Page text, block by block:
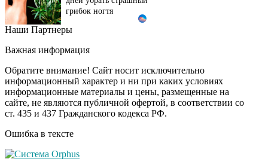
грибок ногтя
Этот танец невесты
Пересмотрела 10 раз
i
Ролик длится пару
секунд, но вы будете в
шоке от увиденного
Ролик из Омска: вы
Наши Партнеры
Важная информация
Обратите внимание! Сайт носит исключительно
информационный характер и ни при каких условиях
информационные материалы и цены, размещенные на
сайте, не являются публичной офертой, в соответствии со
ст. 435 и 437 Гражданского кодекса РФ.
Ошибка в тексте